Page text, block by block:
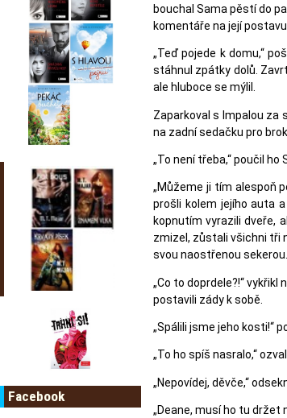
Facebook
bouchal Sama pěstí do
komentáře na její
„Teď pojede k domu,“
stáhnul zpátky dolů.
ale hluboce se mýlil.
Zaparkoval s Impalou za
na zadní sedačku pro
„To není třeba,“ poučil
„Můžeme ji tím alespoň
prošli kolem jejího auta
kopnutím vyrazili dveře,
zmizel, zůstali všichni tři
svou naostřenou sekerou.
„Co to doprdele?!“
postavili zády k sobě.
„Spálili jsme jeho kosti!“
„To ho spíš nasralo,“
„Nepovídej, děvče,“
„Deane, musí ho tu držet